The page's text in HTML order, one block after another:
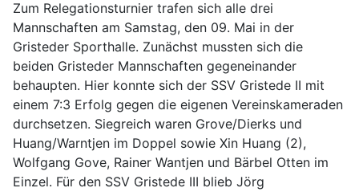
Zum Relegationsturnier trafen sich alle drei
Mannschaften am Samstag, den 09. Mai in der
Gristeder Sporthalle. Zunächst mussten sich die
beiden Gristeder Mannschaften gegeneinander
behaupten. Hier konnte sich der SSV Gristede II mit
einem 7:3 Erfolg gegen die eigenen Vereinskameraden
durchsetzen. Siegreich waren Grove/Dierks und
Huang/Warntjen im Doppel sowie Xin Huang (2),
Wolfgang Gove, Rainer Wantjen und Bärbel Otten im
Einzel. Für den SSV Gristede III blieb Jörg